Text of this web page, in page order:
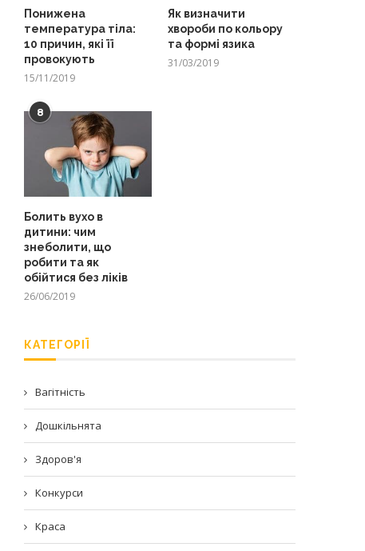
Понижена
температура тіла:
10 причин, які її
провокують
15/11/2019
Як визначити
хвороби по кольору
та формі язика
31/03/2019
8
Болить вухо в
дитини: чим
знеболити, що
робити та як
обійтися без ліків
26/06/2019
КАТЕГОРІЇ
Вагітність
Дошкільнята
Здоров'я
Конкурси
Краса